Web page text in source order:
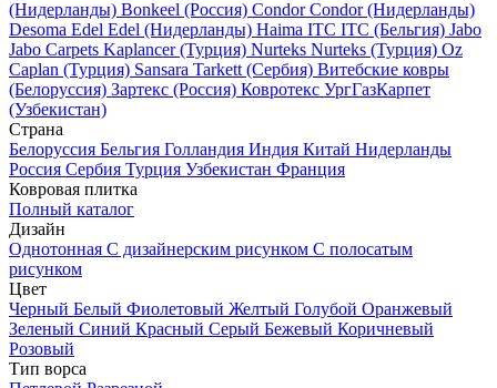
(Нидерланды) Bonkeel (Россия) Condor Condor (Нидерланды)
Desoma Edel Edel (Нидерланды) Haima ITC ITC (Бельгия) Jabo
Jabo Carpets Kaplancer (Турция) Nurteks Nurteks (Турция) Oz
Caplan (Турция) Sansara Tarkett (Сербия) Витебские ковры
(Белоруссия) Зартекс (Россия) Ковротекс УргГазКарпет
(Узбекистан)
Страна
Белоруссия Бельгия Голландия Индия Китай Нидерланды
Россия Сербия Турция Узбекистан Франция
Ковровая плитка
Полный каталог
Дизайн
Однотонная С дизайнерским рисунком С полосатым
рисунком
Цвет
Черный Белый Фиолетовый Желтый Голубой Оранжевый
Зеленый Синий Красный Серый Бежевый Коричневый
Розовый
Тип ворса